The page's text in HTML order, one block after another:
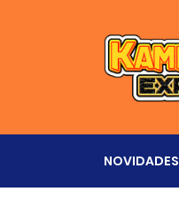
NOVIDADES